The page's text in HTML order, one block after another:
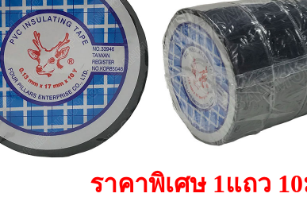
ราคาพิเศษ 1แถว